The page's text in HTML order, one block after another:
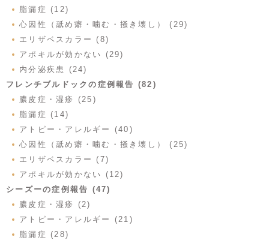
脂漏症 (12)
心因性（舐め癖・噛む・掻き壊し） (29)
エリザベスカラー (8)
アポキルが効かない (29)
内分泌疾患 (24)
フレンチブルドックの症例報告 (82)
膿皮症・湿疹 (25)
脂漏症 (14)
アトピー・アレルギー (40)
心因性（舐め癖・噛む・掻き壊し） (25)
エリザベスカラー (7)
アポキルが効かない (12)
シーズーの症例報告 (47)
膿皮症・湿疹 (2)
アトピー・アレルギー (21)
脂漏症 (28)